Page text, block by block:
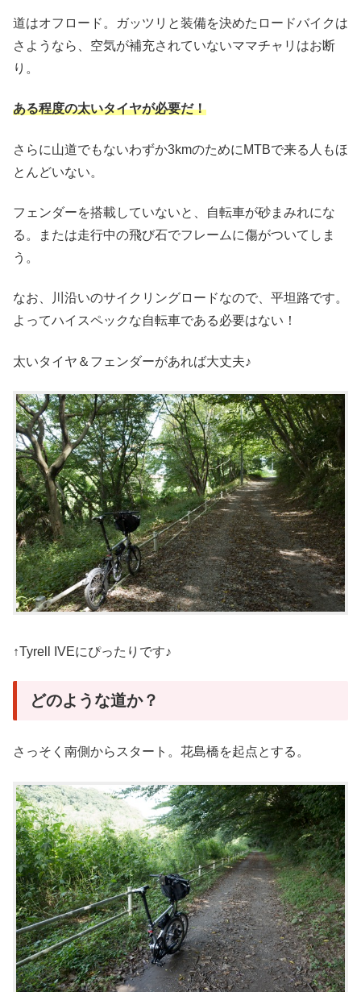
道はオフロード。ガッツリと装備を決めたロードバイクは
さようなら、空気が補充されていないママチャリはお断
り。
ある程度の太いタイヤが必要だ！
さらに山道でもないわずか3kmのためにMTBで来る人もほ
とんどいない。
フェンダーを搭載していないと、自転車が砂まみれにな
る。または走行中の飛び石でフレームに傷がついてしま
う。
なお、川沿いのサイクリングロードなので、平坦路です。
よってハイスペックな自転車である必要はない！
太いタイヤ＆フェンダーがあれば大丈夫♪
↑Tyrell IVEにぴったりです♪
どのような道か？
さっそく南側からスタート。花島橋を起点とする。